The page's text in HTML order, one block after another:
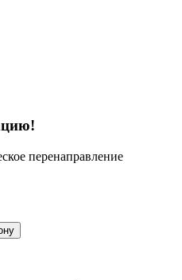
перенаправление